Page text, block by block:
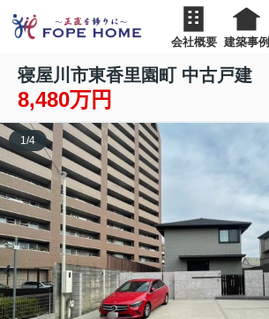
会社概要 建築事例
寝屋川市東香里園町 中古戸建
8,480万円
1/4